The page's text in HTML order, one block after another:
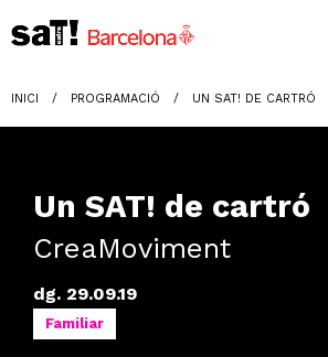
INICI PROGRAMACIÓ UN SAT! DE CARTRÓ
Un SAT! de cartró
CreaMoviment
dg. 29.09.19
Familiar